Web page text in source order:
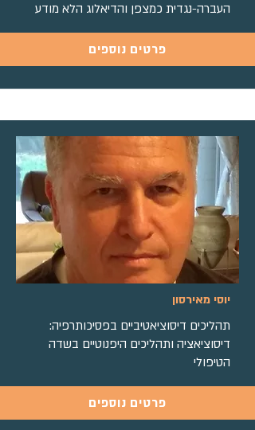
העברה-נגדית כמצפן והדיאלוג הלא מודע
פרטים נוספים
יוסי מאירסון
תהליכים דיסוציאטיביים בפסיכותרפיה:
דיסוציאציה ותהליכים היפנוטיים בשדה
הטיפולי
פרטים נוספים